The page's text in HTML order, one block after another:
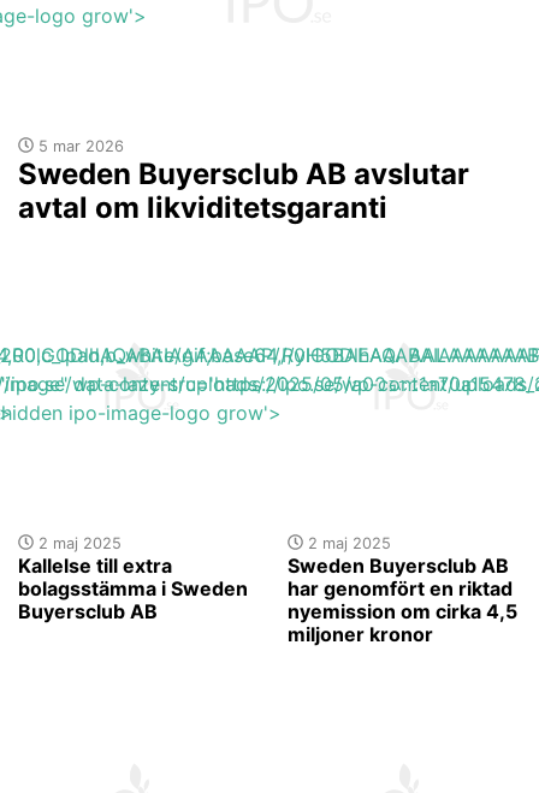
logo grow'>
5 mar 2026
Sweden Buyersclub AB avslutar
avtal om likviditetsgaranti
wp-content/uploads/2025/05/
2 maj 2025
Kallelse till extra
bolagsstämma i Sweden
Buyersclub AB
data-lazy-src='https://ipo.se/wp-content/uploads/
ipo-image-logo grow'>
2 maj 2025
Sweden Buyersclub AB
har genomfört en riktad
nyemission om cirka 4,5
miljoner kronor